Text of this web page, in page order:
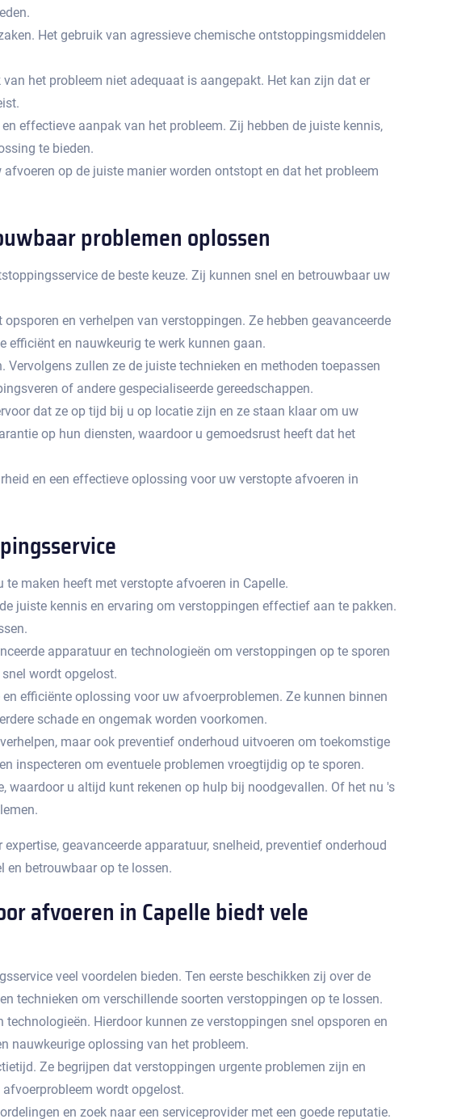
Het gebruik van agressieve chemische ontstoppingsmiddelen
het probleem niet adequaat is aangepakt.​ Het kan zijn dat er
effectieve aanpak van het probleem.​ Zij hebben de juiste kennis,
te bieden.
op de juiste manier worden ontstopt en dat het probleem
problemen oplossen
de beste keuze. Zij kunnen snel en betrouwbaar uw
en verhelpen van verstoppingen.​ Ze hebben geavanceerde
efficiënt en nauwkeurig te werk kunnen gaan.​
zullen ze de juiste technieken en methoden toepassen
of andere gespecialiseerde gereedschappen.
dat ze op tijd bij u op locatie zijn en ze staan klaar om uw
op hun diensten, waardoor u gemoedsrust heeft dat het
en een effectieve oplossing voor uw verstopte afvoeren in
maken heeft met verstopte afvoeren in Capelle.
juiste kennis en ervaring om verstoppingen effectief aan te pakken.​
apparatuur en technologieën om verstoppingen op te sporen
wordt opgelost.​
efficiënte oplossing voor uw afvoerproblemen.​ Ze kunnen binnen
schade en ongemak worden voorkomen.​
maar ook preventief onderhoud uitvoeren om toekomstige
inspecteren om eventuele problemen vroegtijdig op te sporen.​
u altijd kunt rekenen op hulp bij noodgevallen.​ Of het nu 's
geavanceerde apparatuur, snelheid, preventief onderhoud
en betrouwbaar op te lossen.
afvoeren in Capelle biedt vele
veel voordelen bieden. Ten eerste beschikken zij over de
technieken om verschillende soorten verstoppingen op te lossen.​
Hierdoor kunnen ze verstoppingen snel opsporen en
nauwkeurige oplossing van het probleem.​
Ze begrijpen dat verstoppingen urgente problemen zijn en
wordt opgelost.​
en zoek naar een serviceprovider met een goede reputatie.​